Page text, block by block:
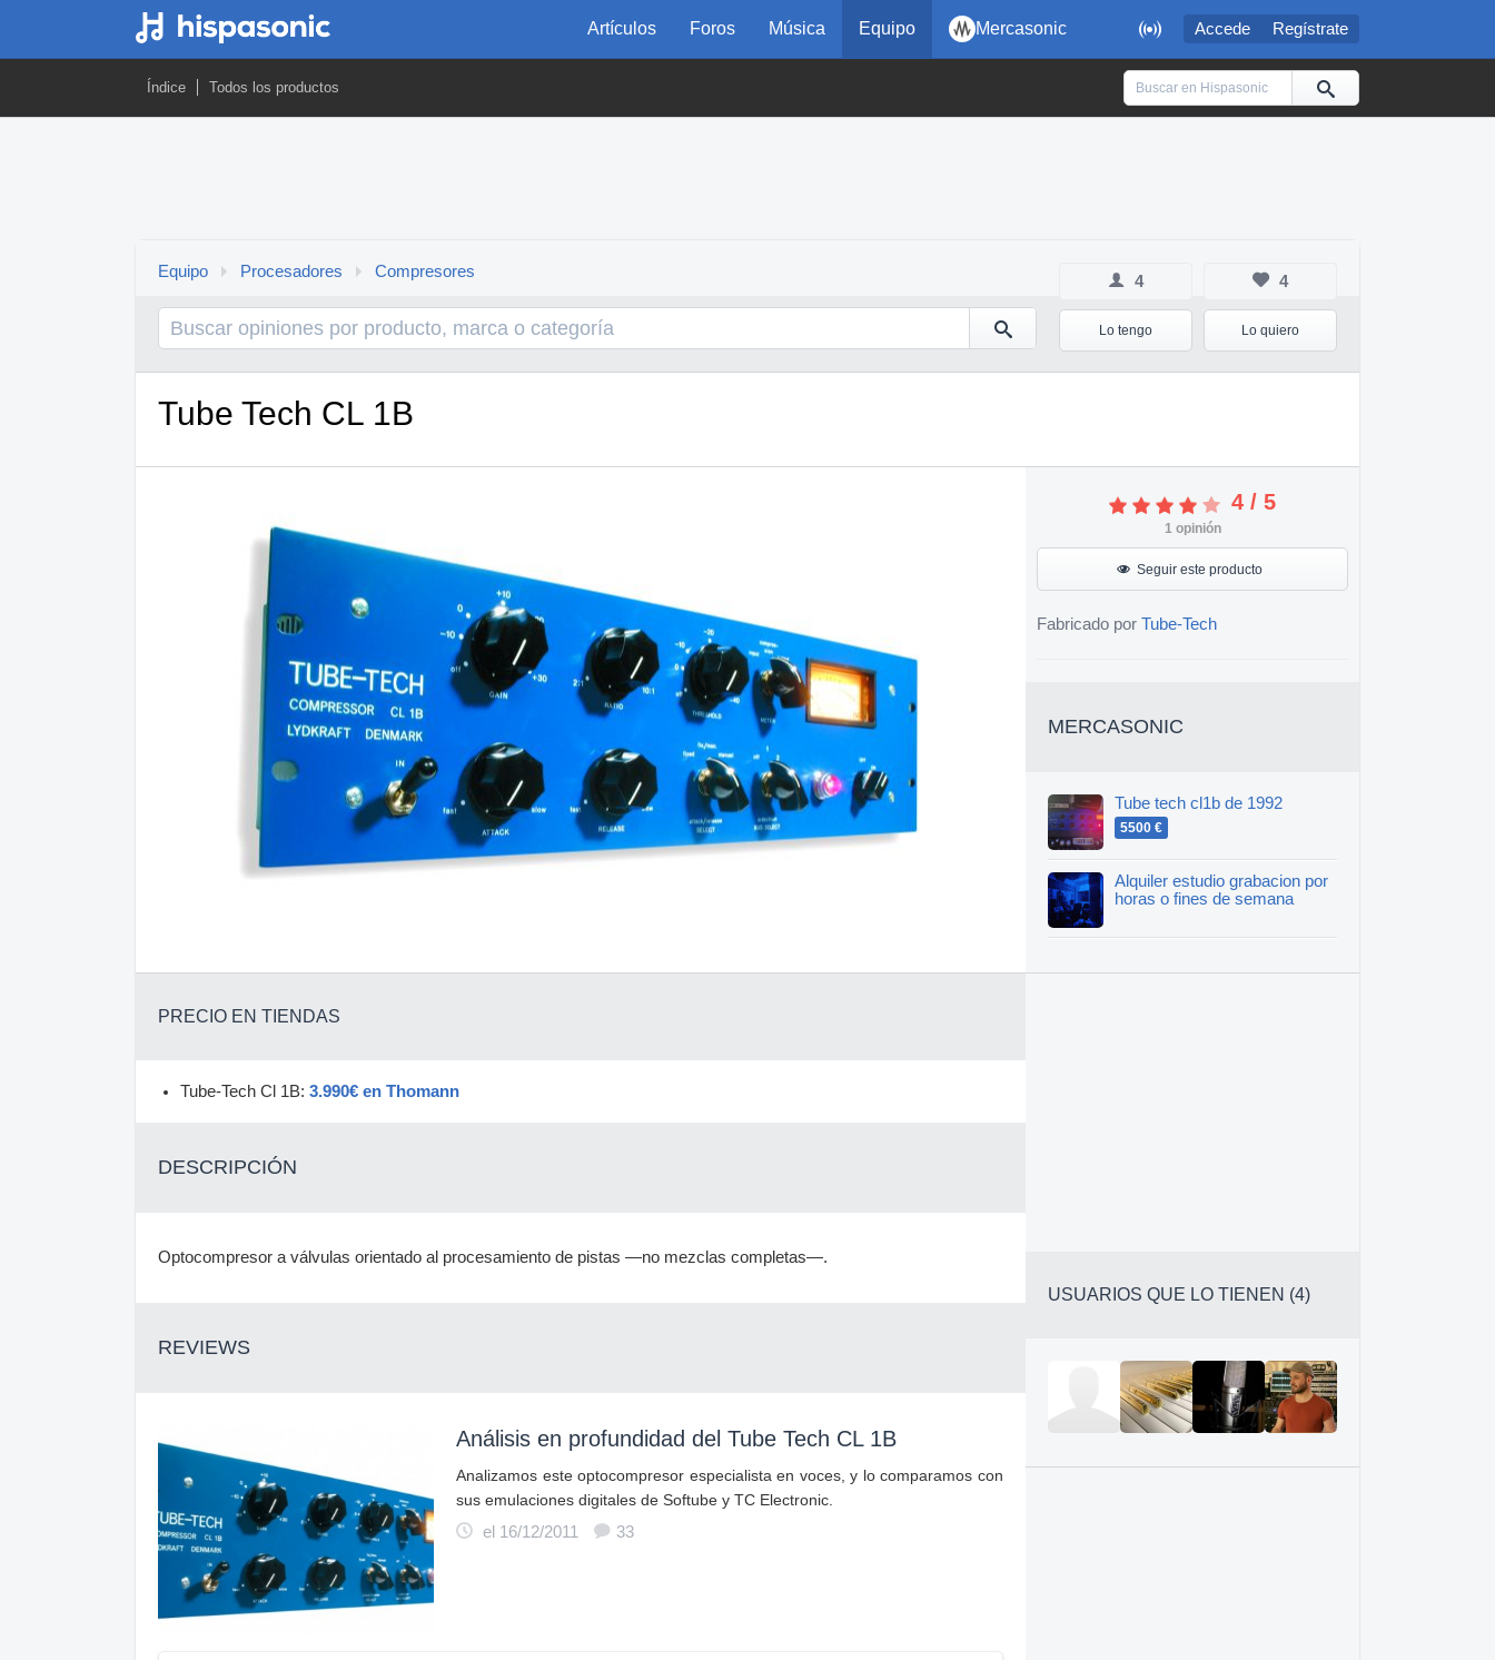
 Accede Regístrate
Artículos Foros Música Equipo Mercasonic
Índice Todos los productos
4
Lo tengo
4
Lo quiero
Equipo Procesadores Compresores
Tube Tech CL 1B
4 / 5
1opinión
Seguir este producto
Fabricado por Tube-Tech
MERCASONIC
Tube tech cl1b de 1992
5500 €
Alquiler estudio grabacion por
horas o fines de semana
PRECIO EN TIENDAS
Tube-Tech Cl 1B: 3.990€ en Thomann
DESCRIPCIÓN
Optocompresor a válvulas orientado al procesamiento de pistas —no mezclas completas—.
REVIEWS
Análisis en profundidad del Tube Tech CL 1B
Analizamos este optocompresor especialista en voces, y lo comparamos con
sus emulaciones digitales de Softube y TC Electronic.
el 16/12/2011
33
USUARIOS QUE LO TIENEN (4)